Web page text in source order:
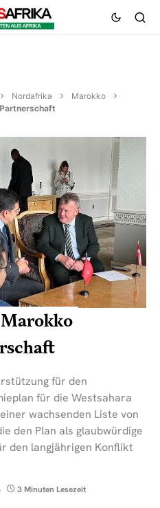
Nordafrika
Marokko
für den
für die Westsahara
wachsenden Liste von
den Plan als glaubwürdige
den langjährigen Konflikt
3 Minuten Lesezeit